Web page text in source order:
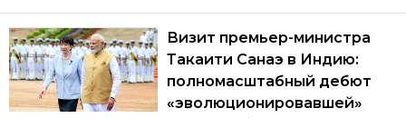
Визит премьер-министра
Такаити Санаэ в Индию:
полномасштабный дебют
«эволюционировавшей»